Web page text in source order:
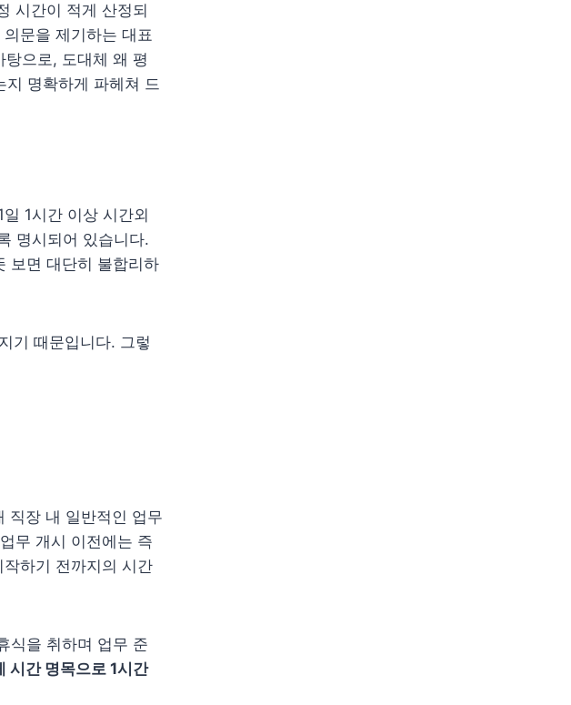
시간이 적게 산정되
문을 제기하는 대표
으로, 도대체 왜 평
지 명확하게 파헤쳐 드
1시간 이상 시간외
명시되어 있습니다.
보면 대단히 불합리하
기 때문입니다. 그렇
직장 내 일반적인 업무
무 개시 이전에는 즉
하기 전까지의 시간
식을 취하며 업무 준
시간 명목으로 1시간